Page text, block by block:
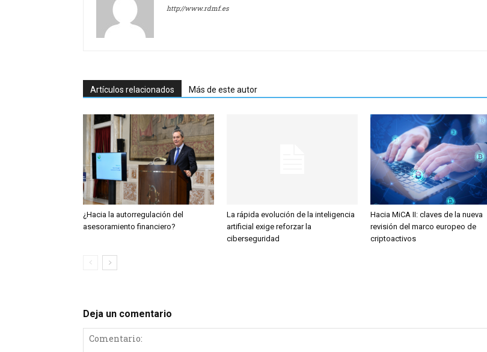
http://www.rdmf.es
Artículos relacionados Más de este autor
¿Hacia la autorregulación del
asesoramiento financiero?
La rápida evolución de la inteligencia
artificial exige reforzar la
ciberseguridad
Hacia MiCA II: claves de la nueva
revisión del marco europeo de
criptoactivos
Deja un comentario